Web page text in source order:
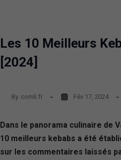
Les 10 Meilleurs
[2024]
By comli.fr Fév 17, 2024
Dans le panorama culinaire de
10 meilleurs kebabs a été
sur les commentaires laissés